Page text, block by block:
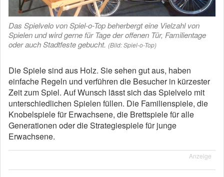
Das Spielvelo von Spiel-o-Top beherbergt eine Vielzahl von
Spielen und wird gerne für Tage der offenen Tür, Familientage
oder auch Stadtfeste gebucht. (Bild: Spiel-o-Top)
Die Spiele sind aus Holz. Sie sehen gut aus, haben
einfache Regeln und verführen die Besucher in kürzester
Zeit zum Spiel. Auf Wunsch lässt sich das Spielvelo mit
unterschiedlichen Spielen füllen. Die Familienspiele, die
Knobelspiele für Erwachsene, die Brettspiele für alle
Generationen oder die Strategiespiele für junge
Erwachsene.
Anzeige